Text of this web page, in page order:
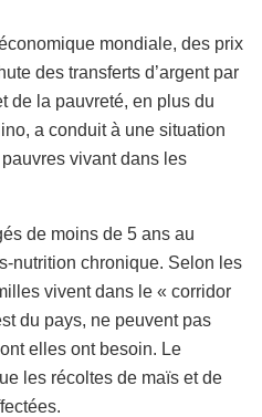
mondiale, des prix
des transferts d’argent par
de la pauvreté, en plus du
a conduit à une situation
vivant dans les
de moins de 5 ans au
nutrition chronique. Selon les
vivent dans le « corridor
du pays, ne peuvent pas
elles ont besoin. Le
les récoltes de maïs et de